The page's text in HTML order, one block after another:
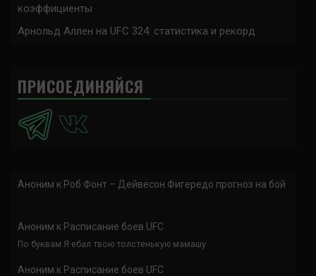
коэффициенты
Арнольд Аллен на UFC 324: статистика и рекорд
ПРИСОЕДИНЯЙСЯ
Аноним к Роб Фонт – Дейвесон Фигередо прогноз на бой
Аноним к Расписание боев UFC
По буквам Я ебал твою толстенькую мамашу
Аноним к Расписание боев UFC